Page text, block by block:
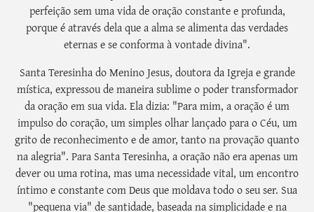
perfeição sem uma vida de oração constante e profunda,
porque é através dela que a alma se alimenta das verdades
eternas e se conforma à vontade divina".
Santa Teresinha do Menino Jesus, doutora da Igreja e grande
mística, expressou de maneira sublime o poder transformador
da oração em sua vida. Ela dizia: "Para mim, a oração é um
impulso do coração, um simples olhar lançado para o Céu, um
grito de reconhecimento e de amor, tanto na provação quanto
na alegria". Para Santa Teresinha, a oração não era apenas um
dever ou uma rotina, mas uma necessidade vital, um encontro
íntimo e constante com Deus que moldava todo o seu ser. Sua
"pequena via" de santidade, baseada na simplicidade e na